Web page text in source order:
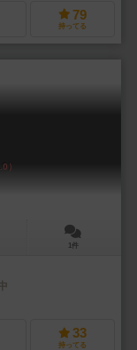
79
持ってる
1件
33
持ってる